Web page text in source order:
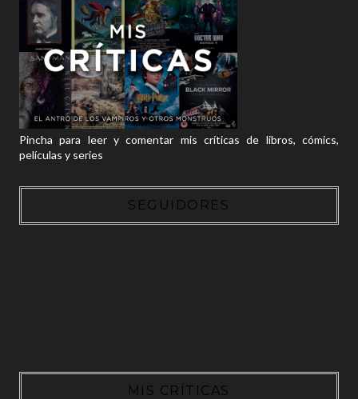
Pincha para leer y comentar mis críticas de libros, cómics,
películas y series
SEGUIDORES
MIS CRÍTICAS